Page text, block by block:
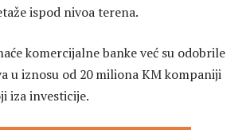
ispod nivoa terena.
komercijalne banke već su odobrile
u iznosu od 20 miliona KM kompaniji
iza investicije.